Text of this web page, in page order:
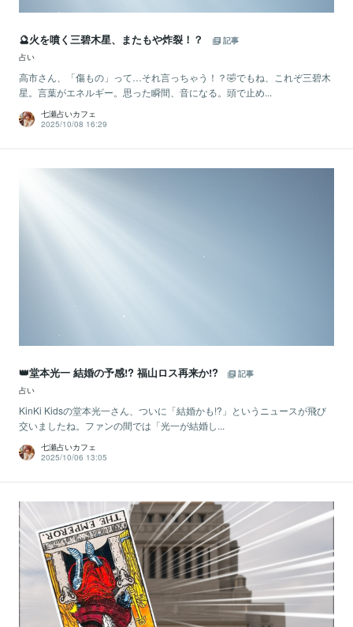
🔮火を噴く三碧木星、またもや炸裂！？
記事
占い
高市さん、「傷もの」って…それ言っちゃう！？🤣でもね、これぞ三碧木
星。言葉がエネルギー。思った瞬間、音になる。頭で止め...
七瀬占いカフェ
2025/10/08 16:29
👑堂本光一 結婚の予感!? 福山ロス再来か!?
記事
占い
KinKi Kidsの堂本光一さん、ついに「結婚かも!?」というニュースが飛び
交いましたね。ファンの間では「光一が結婚し...
七瀬占いカフェ
2025/10/06 13:05